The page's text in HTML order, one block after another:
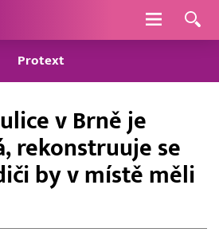
Navigace
Protext
v Brně je
rekonstruuje se
by v místě měli